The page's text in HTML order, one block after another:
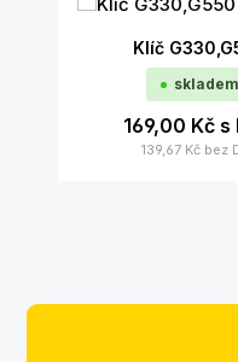
Klíč
skladem
169,00 Kčs
139,67 Kč bez